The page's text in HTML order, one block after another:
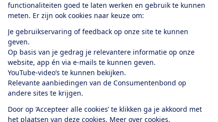
functionaliteiten goed te laten werken en gebruik te kunnen
meten. Er zijn ook cookies naar keuze om:
Je gebruikservaring of feedback op onze site te kunnen
geven.
Op basis van je gedrag je relevantere informatie op onze
website, app én via e-mails te kunnen geven.
YouTube-video’s te kunnen bekijken.
Relevante aanbiedingen van de Consumentenbond op
andere sites te krijgen.
Door op ‘Accepteer alle cookies’ te klikken ga je akkoord met
het plaatsen van deze cookies. Meer over cookies.
Alles over de
app
Algemene Voorwaarden
Privacyverklaring
Cookiebeleid
Privacyvoorkeuren
Toegankelijkheid
RSS-feed nieuws
Facebook
TwitterInstagram
YoutubeLinkedIn